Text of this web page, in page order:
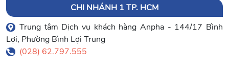
CHI NHÁNH 1 TP. HCM
Trung tâm Dịch vụ khách hàng Anpha - 144/17 Bình
Lợi, Phường Bình Lợi Trung
(028) 62.797.555